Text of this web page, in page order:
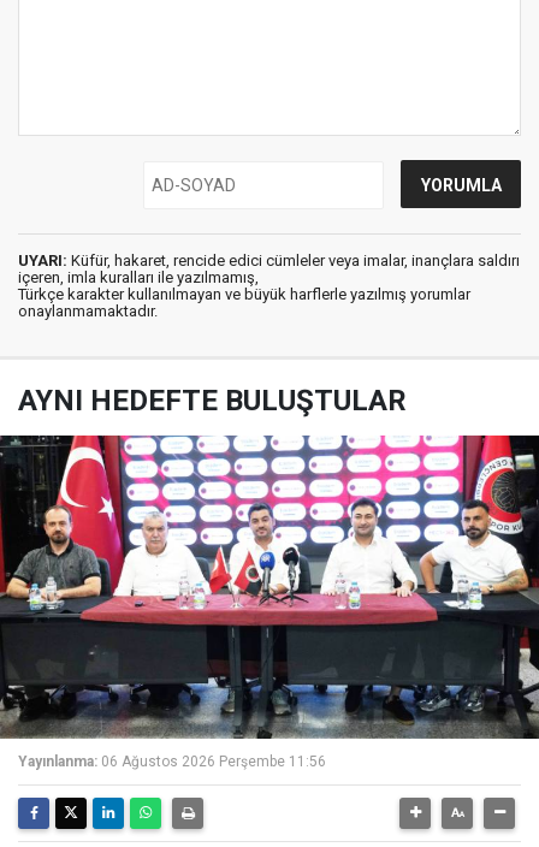
UYARI: Küfür, hakaret, rencide edici cümleler veya imalar, inançlara saldırı
içeren, imla kuralları ile yazılmamış,
Türkçe karakter kullanılmayan ve büyük harflerle yazılmış yorumlar
onaylanmamaktadır.
AYNI HEDEFTE BULUŞTULAR
Yayınlanma: 06 Ağustos 2026 Perşembe 11:56